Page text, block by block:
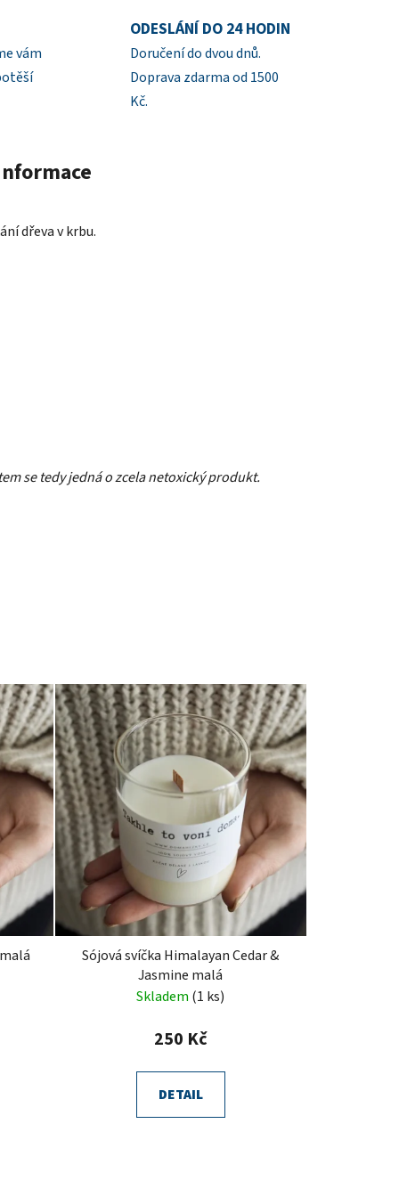
vám
ODESLÁNÍ DO 24 HODIN
Doručení do dvou dnů.
Doprava zdarma od 1500
Kč.
dřeva v krbu.
se tedy jedná o zcela netoxický produkt.
Sójová svíčka Himalayan Cedar &
Jasmine malá
Skladem (1 ks)
250 Kč
DETAIL